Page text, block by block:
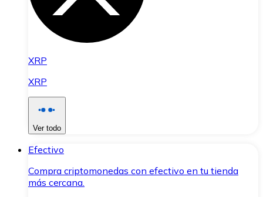
XRP
XRP
Ver todo
Efectivo
Compra criptomonedas con efectivo en tu tienda
más cercana.